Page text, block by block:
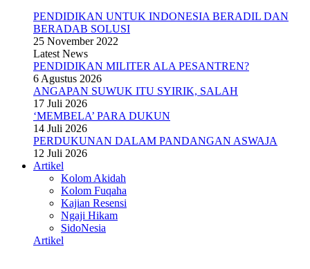
PENDIDIKAN UNTUK INDONESIA BERADIL DAN
BERADAB SOLUSI
25 November 2022
Latest News
PENDIDIKAN MILITER ALA PESANTREN?
6 Agustus 2026
ANGAPAN SUWUK ITU SYIRIK, SALAH
17 Juli 2026
‘MEMBELA’ PARA DUKUN
14 Juli 2026
PERDUKUNAN DALAM PANDANGAN ASWAJA
12 Juli 2026
Artikel
Kolom Akidah
Kolom Fuqaha
Kajian Resensi
Ngaji Hikam
SidoNesia
Artikel